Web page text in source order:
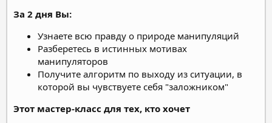
За 2 дня Вы:
Узнаете всю правду о природе манипуляций
Разберетесь в истинных мотивах
манипуляторов
Получите алгоритм по выходу из ситуации, в
которой вы чувствуете себя "заложником"
Этот мастер-класс для тех, кто хочет